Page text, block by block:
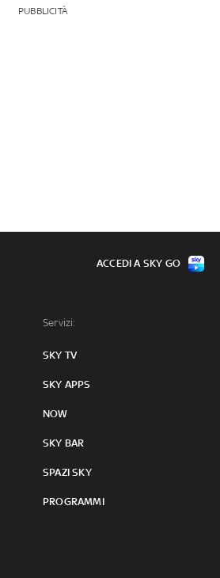
PUBBLICITÀ
Servizi:
SKY TV
SKY APPS
NOW
SKY BAR
SPAZI SKY
PROGRAMMI
ACCEDI A SKY GO